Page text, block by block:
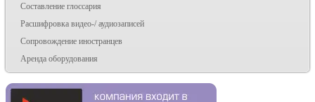
Составление глоссария
Расшифровка видео-/ аудиозаписей
Сопровождение иностранцев
Аренда оборудования